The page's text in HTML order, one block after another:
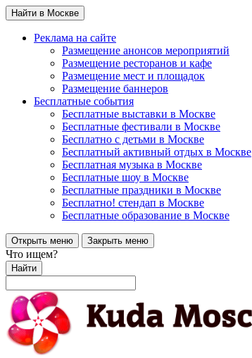
Найти в Москве
Реклама на сайте
Размещение анонсов мероприятий
Размещение ресторанов и кафе
Размещение мест и площадок
Размещение баннеров
Бесплатные события
Бесплатные выставки в Москве
Бесплатные фестивали в Москве
Бесплатно с детьми в Москве
Бесплатный активный отдых в Москве
Бесплатная музыка в Москве
Бесплатные шоу в Москве
Бесплатные праздники в Москве
Бесплатно! стендап в Москве
Бесплатные образование в Москве
Открыть меню Закрыть меню
Что ищем?
Найти